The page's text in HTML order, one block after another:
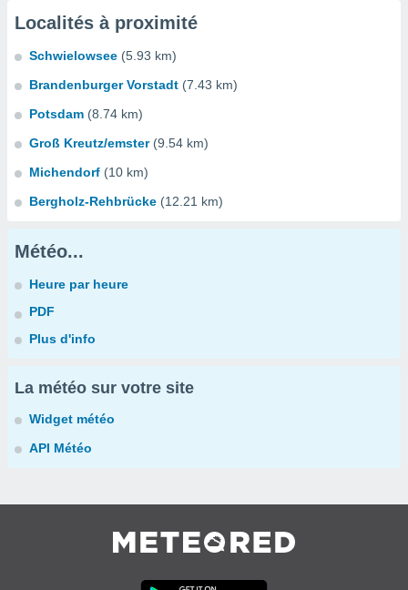
Localités à proximité
Schwielowsee (5.93 km)
Brandenburger Vorstadt (7.43 km)
Potsdam (8.74 km)
Groß Kreutz/emster (9.54 km)
Michendorf (10 km)
Bergholz-Rehbrücke (12.21 km)
Météo...
Heure par heure
PDF
Plus d'info
La météo sur votre site
Widget météo
API Météo